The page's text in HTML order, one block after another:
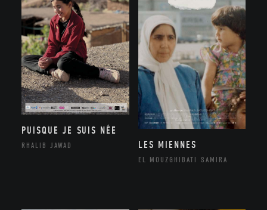
PUISQUE JE SUIS NÉE
RHALIB JAWAD LES MIENNES
EL MOUZGHIBATI SAMIRA